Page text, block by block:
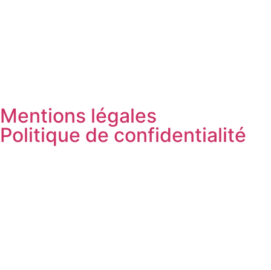
Mentions légales
Politique de confidentialité